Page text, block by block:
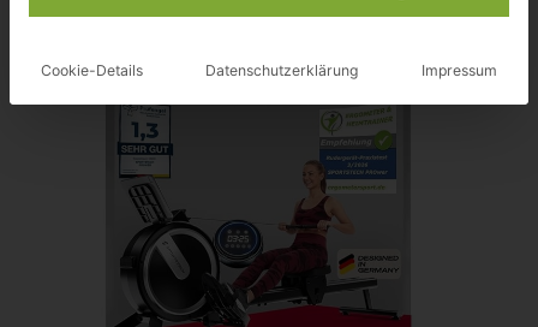
Testbericht lesen …..
Cookie-Details Datenschutzerklärung Impressum